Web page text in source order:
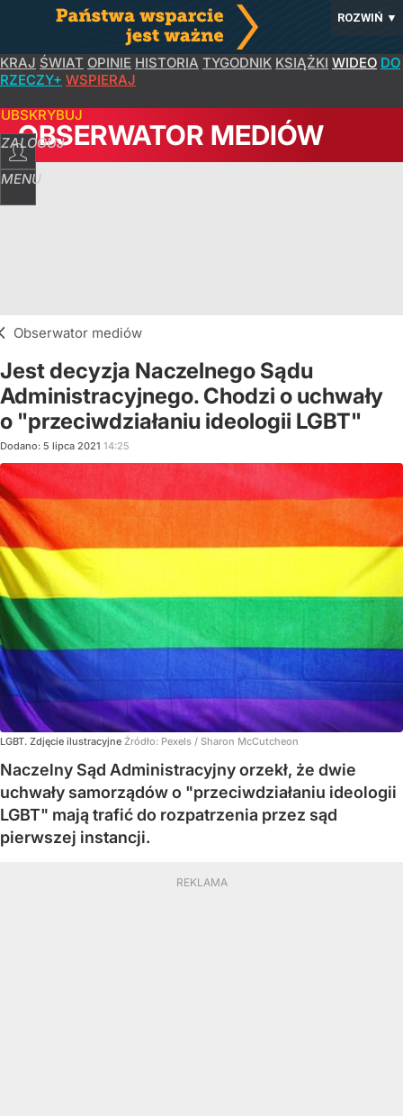
ROZWIŃ ▼
KRAJ ŚWIAT OPINIE HISTORIA TYGODNIK KSIĄŻKI WIDEO DO
RZECZY+ WSPIERAJ
ZALOGUJ
MENU
OBSERWATOR MEDIÓW
Obserwator mediów
Jest decyzja Naczelnego Sądu
Administracyjnego. Chodzi o uchwały
o "przeciwdziałaniu ideologii LGBT"
Dodano: 5 lipca 2021 14:25
LGBT. Zdjęcie ilustracyjne Źródło: Pexels / Sharon McCutcheon
Naczelny Sąd Administracyjny orzekł, że dwie
uchwały samorządów o "przeciwdziałaniu ideologii
LGBT" mają trafić do rozpatrzenia przez sąd
pierwszej instancji.